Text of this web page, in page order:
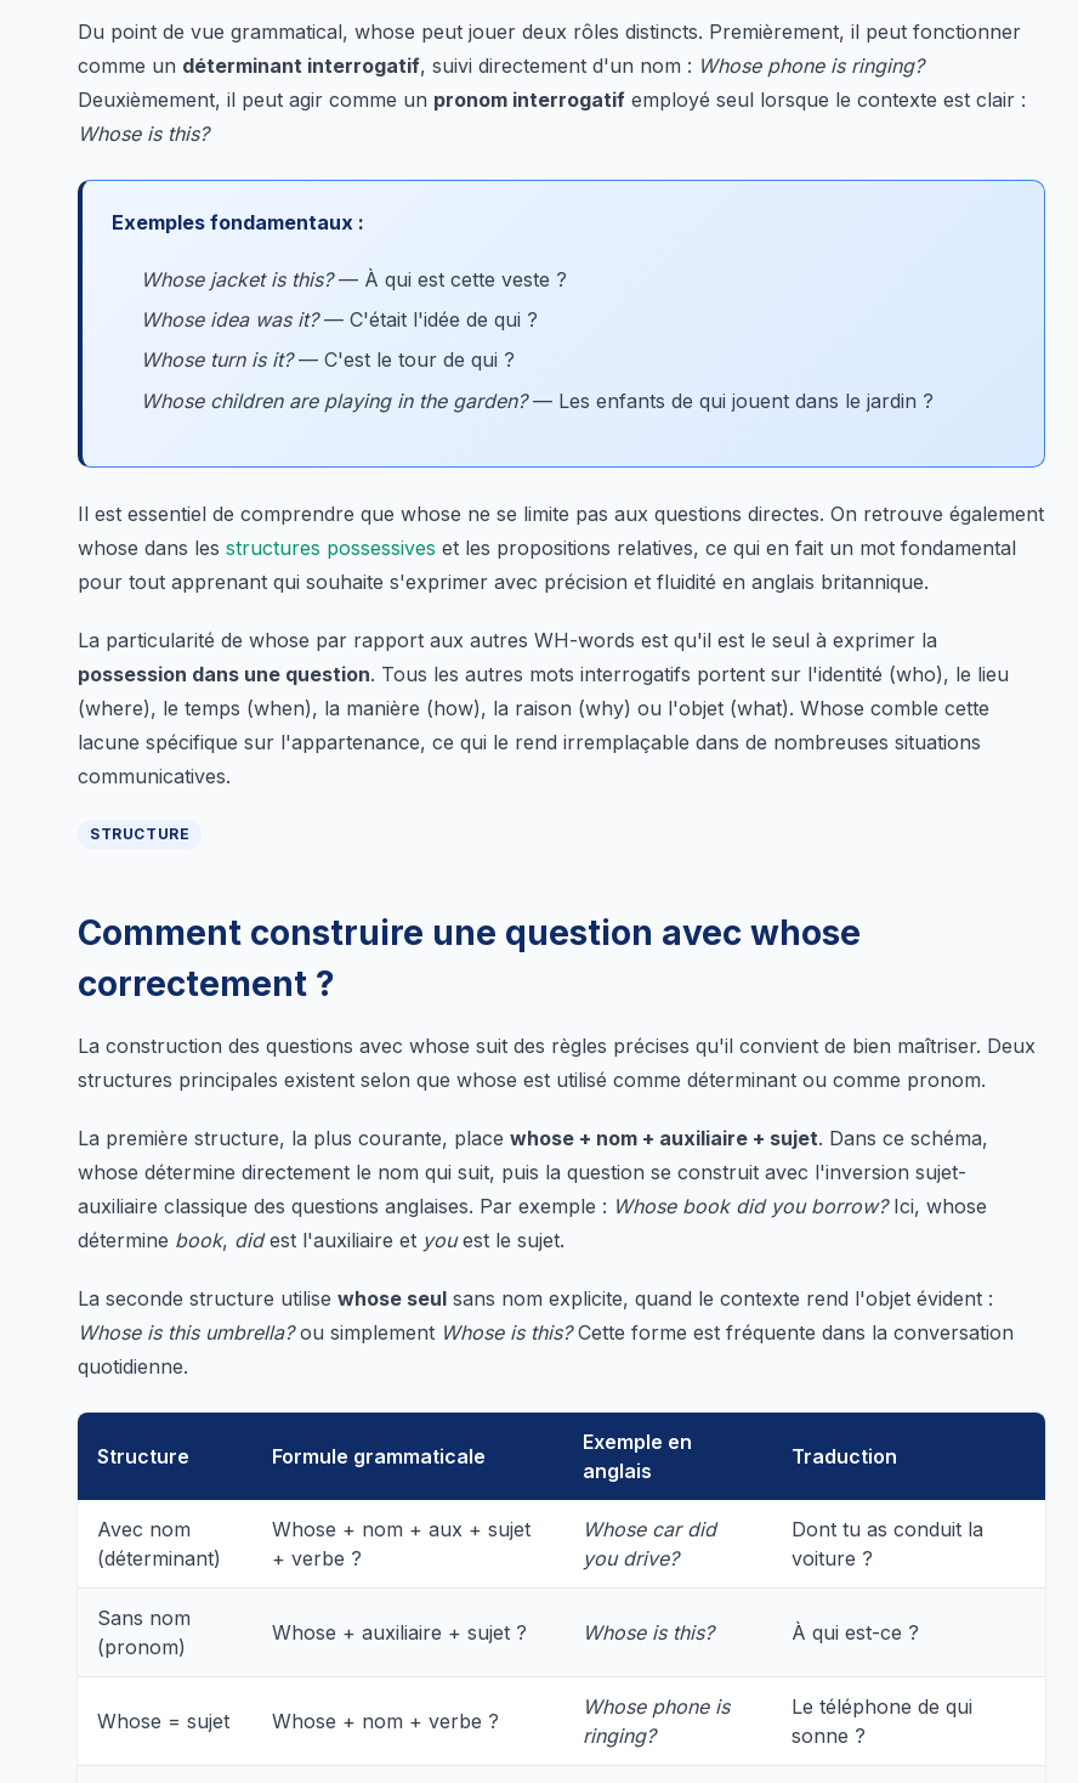
Du point de vue grammatical, whose peut jouer deux rôles distincts. Premièrement, il peut fonctionner
comme un déterminant interrogatif, suivi directement d'un nom : Whose phone is ringing?
Deuxièmement, il peut agir comme un pronom interrogatif employé seul lorsque le contexte est clair :
Whose is this?
Exemples fondamentaux :
Whose jacket is this?— À qui est cette veste ?
Whose idea was it?— C'était l'idée de qui ?
Whose turn is it?— C'est le tour de qui ?
Whose children are playing in the garden?— Les enfants de qui jouent dans le jardin ?
Il est essentiel de comprendre que whose ne se limite pas aux questions directes. On retrouve également
whose dans les structures possessives et les propositions relatives, ce qui en fait un mot fondamental
pour tout apprenant qui souhaite s'exprimer avec précision et fluidité en anglais britannique.
La particularité de whose par rapport aux autres WH-words est qu'il est le seul à exprimer la
possession dans une question. Tous les autres mots interrogatifs portent sur l'identité (who), le lieu
(where), le temps (when), la manière (how), la raison (why) ou l'objet (what). Whose comble cette
lacune spécifique sur l'appartenance, ce qui le rend irremplaçable dans de nombreuses situations
communicatives.
STRUCTURE
Comment construire une question avec whose
correctement ?
La construction des questions avec whose suit des règles précises qu'il convient de bien maîtriser. Deux
structures principales existent selon que whose est utilisé comme déterminant ou comme pronom.
La première structure, la plus courante, place whose + nom + auxiliaire + sujet. Dans ce schéma,
whose détermine directement le nom qui suit, puis la question se construit avec l'inversion sujet-
auxiliaire classique des questions anglaises. Par exemple : Whose book did you borrow?Ici, whose
détermine book, didest l'auxiliaire et youest le sujet.
La seconde structure utilise whose seul sans nom explicite, quand le contexte rend l'objet évident :
Whose is this umbrella?ou simplement Whose is this?Cette forme est fréquente dans la conversation
quotidienne.
Structure Formule grammaticale
Exemple en
anglais
Traduction
Avec nom
(déterminant)
Whose + nom + aux + sujet
+ verbe ?
Whose car did
you drive?
Dont tu as conduit la
voiture ?
Sans nom
(pronom)
Whose + auxiliaire + sujet ? Whose is this? À qui est-ce ?
Whose = sujet Whose + nom + verbe ?
Whose phone is
ringing?
Le téléphone de qui
sonne ?